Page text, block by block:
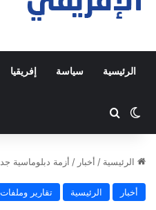
الرئيسية سياسة إفريقيا
Switch skin
ابحث عن
الرئيسية / أخبار / أزمة دبلوماسية
أخبار الرئيسية تقارير وملفات